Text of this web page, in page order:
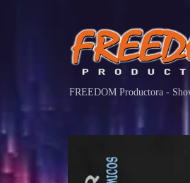
FREEDOM Productora -